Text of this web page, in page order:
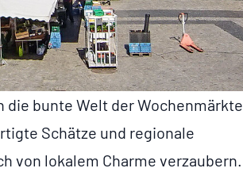
bunte Welt der Wochenmärkte
Schätze und regionale
von lokalem Charme verzaubern.